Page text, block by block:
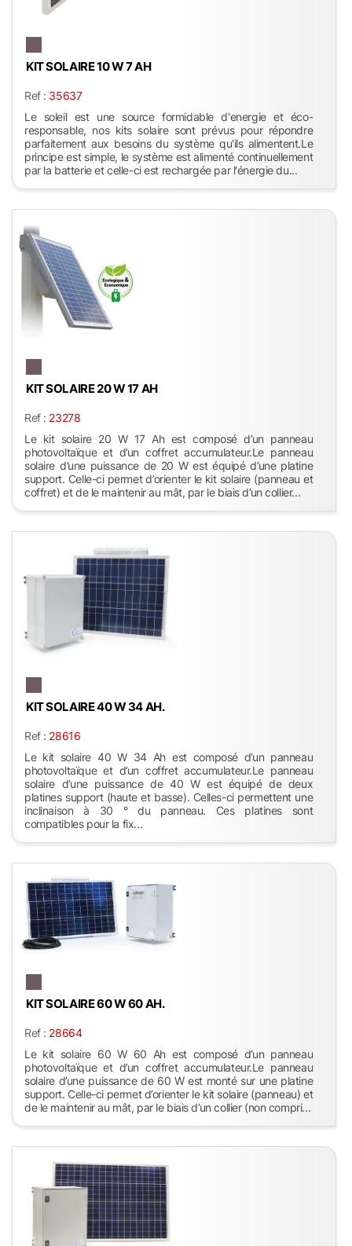
KIT SOLAIRE 10 W 7 AH
Ref : 35637
Le soleil est une source formidable d'energie et éco-
responsable, nos kits solaire sont prévus pour répondre
parfaitement aux besoins du système qu'ils alimentent.Le
principe est simple, le système est alimenté continuellement
par la batterie et celle-ci est rechargée par l'énergie du...
KIT SOLAIRE 20 W 17 AH
Ref : 23278
Le kit solaire 20 W 17 Ah est composé d’un panneau
photovoltaïque et d’un coffret accumulateur.Le panneau
solaire d’une puissance de 20 W est équipé d’une platine
support. Celle-ci permet d’orienter le kit solaire (panneau et
coffret) et de le maintenir au mât, par le biais d’un collier...
KIT SOLAIRE 40 W 34 AH.
Ref : 28616
Le kit solaire 40 W 34 Ah est composé d’un panneau
photovoltaïque et d’un coffret accumulateur.Le panneau
solaire d’une puissance de 40 W est équipé de deux
platines support (haute et basse). Celles-ci permettent une
inclinaison à 30 ° du panneau. Ces platines sont
compatibles pour la fix...
KIT SOLAIRE 60 W 60 AH.
Ref : 28664
Le kit solaire 60 W 60 Ah est composé d’un panneau
photovoltaïque et d’un coffret accumulateur.Le panneau
solaire d’une puissance de 60 W est monté sur une platine
support. Celle-ci permet d’orienter le kit solaire (panneau) et
de le maintenir au mât, par le biais d’un collier (non compri...